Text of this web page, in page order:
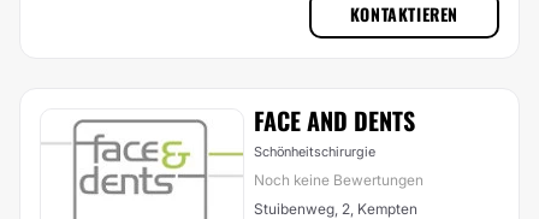
KONTAKTIEREN
FACE AND DENTS
Schönheitschirurgie
Noch keine Bewertungen
Stuibenweg, 2, Kempten